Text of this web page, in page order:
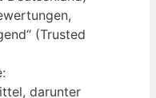
(Trusted
darunter